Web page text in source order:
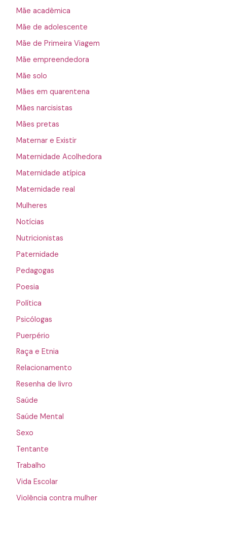
Mãe acadêmica
Mãe de adolescente
Mãe de Primeira Viagem
Mãe empreendedora
Mãe solo
Mães em quarentena
Mães narcisistas
Mães pretas
Maternar e Existir
Maternidade Acolhedora
Maternidade atípica
Maternidade real
Mulheres
Notícias
Nutricionistas
Paternidade
Pedagogas
Poesia
Política
Psicólogas
Puerpério
Raça e Etnia
Relacionamento
Resenha de livro
Saúde
Saúde Mental
Sexo
Tentante
Trabalho
Vida Escolar
Violência contra mulher